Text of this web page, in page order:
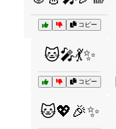
コピー
🐱🎤💃✨
コピー
🐱💖🎉✨